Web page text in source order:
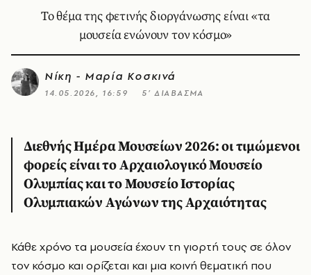
Το θέμα της φετινής διοργάνωσης είναι «τα
μουσεία ενώνουν τον κόσμο»
Νίκη - Μαρία Κοσκινά
14.05.2026, 16:59 5’ ΔΙΑΒΑΣΜΑ
Διεθνής Ημέρα Μουσείων 2026: οι τιμώμενοι
φορείς είναι το Αρχαιολογικό Μουσείο
Ολυμπίας και το Μουσείο Ιστορίας
Ολυμπιακών Αγώνων της Αρχαιότητας
Κάθε χρόνο τα μουσεία έχουν τη γιορτή τους σε όλον
τον κόσμο και ορίζεται και μια κοινή θεματική που